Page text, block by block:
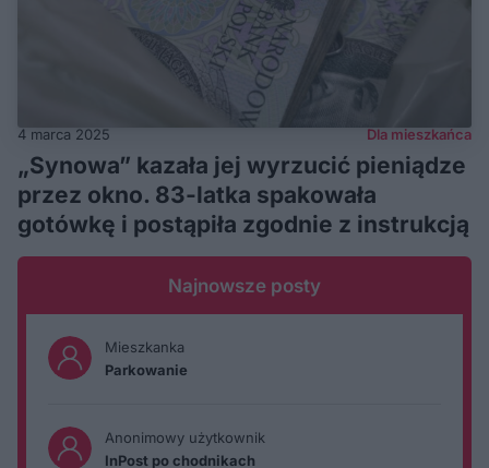
4 marca 2025 Dla mieszkańca
„Synowa” kazała jej wyrzucić pieniądze
przez okno. 83-latka spakowała
gotówkę i postąpiła zgodnie z instrukcją
Najnowsze posty
Mieszkanka
Parkowanie
Anonimowy użytkownik
InPost po chodnikach